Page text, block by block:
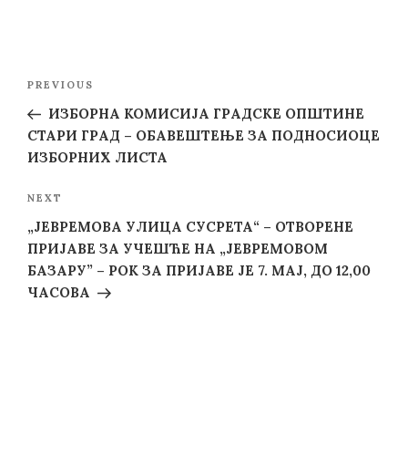
Post
Previous
Post
PREVIOUS
ИЗБОРНА КОМИСИЈА ГРАДСКЕ ОПШТИНЕ
СТАРИ ГРАД – ОБАВЕШТЕЊЕ ЗА ПОДНОСИОЦЕ
ИЗБОРНИХ ЛИСТА
Next
Post
NEXT
„ЈЕВРЕМОВА УЛИЦА СУСРЕТА“ – ОТВОРЕНЕ
ПРИЈАВЕ ЗА УЧЕШЋЕ НА „ЈЕВРЕМОВОМ
БАЗАРУ” – РОК ЗА ПРИЈАВЕ ЈЕ 7. МАЈ, ДО 12,00
ЧАСОВА